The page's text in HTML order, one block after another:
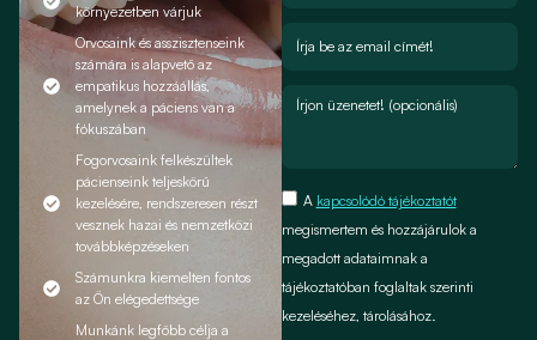
környezetben várjuk
Orvosaink és asszisztenseink
számára is alapvető az
empatikus hozzáállás,
amelynek a páciens van a
fókuszában
Fogorvosaink felkészültek
pácienseink teljeskörű
kezelésére, rendszeresen részt
vesznek hazai és nemzetközi
továbbképzéseken
Számunkra kiemelten fontos
az Ön elégedettsége
Munkánk legfőbb célja a
A kapcsolódó tájékoztatót
megismertem és hozzájárulok a
megadott adataimnak a
tájékoztatóban foglaltak szerinti
kezeléséhez, tárolásához.